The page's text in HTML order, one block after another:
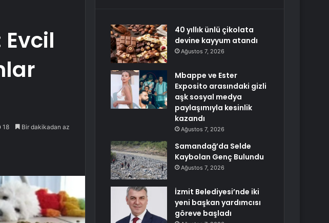
18 Bir dakikadan az
40 yıllık ünlü çikolata
devine kayyum atandı
Ağustos 7, 2026
Mbappe ve Ester
Exposito arasındaki gizli
aşk sosyal medya
paylaşımıyla kesinlik
kazandı
Ağustos 7, 2026
Samandağ’da Selde
Kaybolan Genç Bulundu
Ağustos 7, 2026
İzmit Belediyesi’nde iki
yeni başkan yardımcısı
göreve başladı